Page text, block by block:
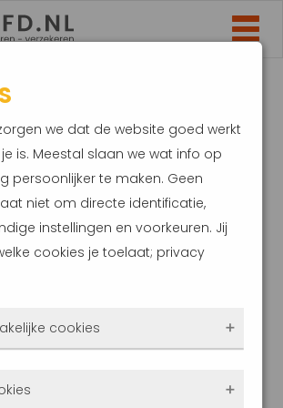
IN EEN
Wet Toekomst
getreden. Deze wet is
voor het nieuwe
Tot 1 januari 2028 geldt
Vanaf dat moment
voldoen
we dat de website goed werkt
is. Meestal slaan we wat info op
persoonlijker te maken. Geen
niet om directe identificatie,
instellingen en voorkeuren. Jij
cookies je toelaat; privacy
cookies